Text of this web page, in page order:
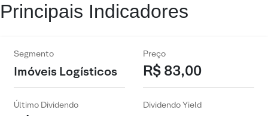
Principais Indicadores
Segmento
Imóveis Logísticos
Preço
R$ 83,00
Último Dividendo Dividendo Yield